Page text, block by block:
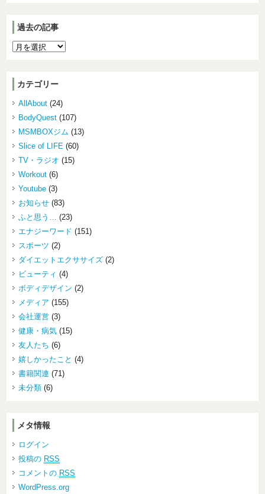
過去の記事
カテゴリー
AllAbout (24)
BodyQuest (107)
MSMBOXジム (13)
Slice of LIFE (60)
TV・ラジオ (15)
Workout (6)
Youtube (3)
お知らせ (83)
ふと思う…
(23)
エナジーワード (151)
スポーツ (2)
ダイエットエクササイズ (2)
ビューティ (4)
ボディデザイン (2)
メディア (155)
会社運営 (3)
健康・病気 (15)
友人たち (6)
嬉しかったこと (4)
書籍関連 (71)
未分類 (6)
メタ情報
ログイン
投稿の RSS
コメントの RSS
WordPress.org